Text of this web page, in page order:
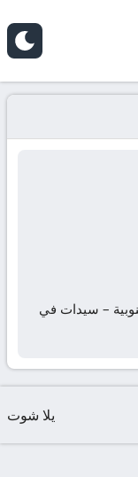
– سيدات في
يلا شوت